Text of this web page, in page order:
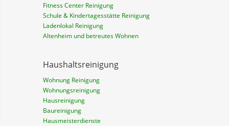
Fitness Center Reinigung
Schule & Kindertagesstätte Reinigung
Ladenlokal Reinigung
Altenheim und betreutes Wohnen
Haushaltsreinigung
Wohnung Reinigung
Wohnungsreinigung
Hausreinigung
Baureinigung
Hausmeisterdienste